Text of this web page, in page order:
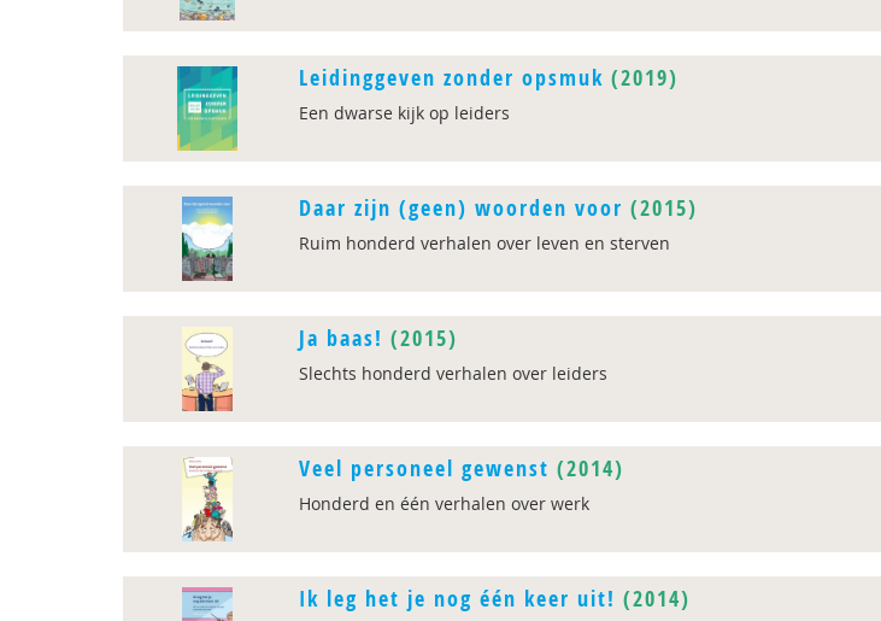
Leidinggeven zonder opsmuk (2019)
Een dwarse kijk op leiders
Daar zijn (geen) woorden voor (2015)
Ruim honderd verhalen over leven en sterven
Ja baas! (2015)
Slechts honderd verhalen over leiders
Veel personeel gewenst (2014)
Honderd en één verhalen over werk
Ik leg het je nog één keer uit! (2014)